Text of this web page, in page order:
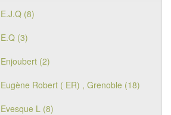
E.J.Q (8)
E.Q (3)
Enjoubert (2)
Eugène Robert ( ER) , Grenoble (18)
Evesque L (8)